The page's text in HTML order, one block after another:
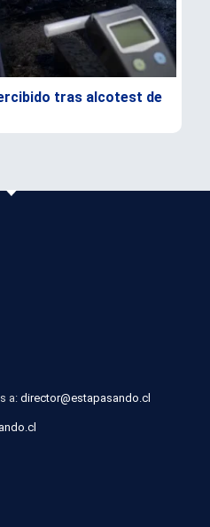
tras alcotest de
a: director@estapasando.cl